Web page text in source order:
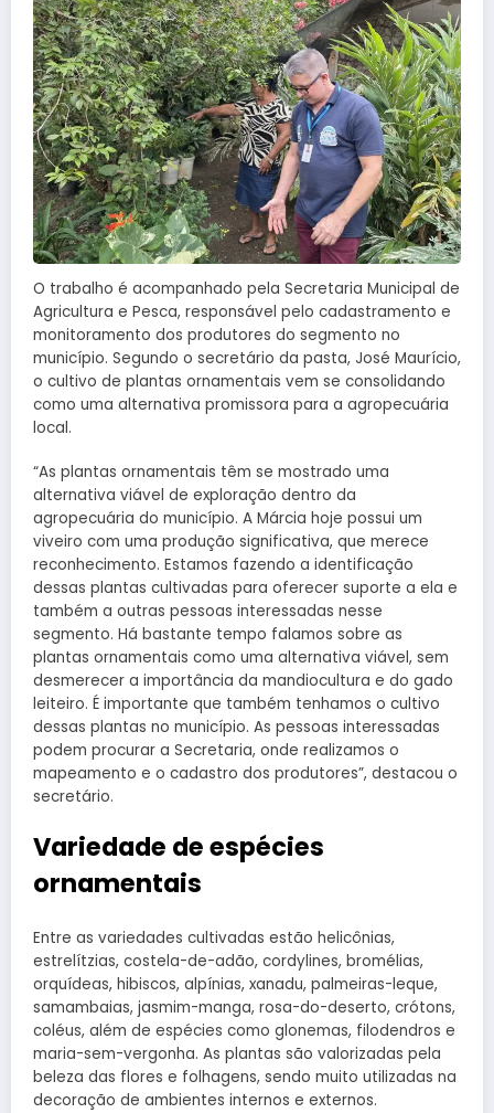
O trabalho é acompanhado pela Secretaria Municipal de
Agricultura e Pesca, responsável pelo cadastramento e
monitoramento dos produtores do segmento no
município. Segundo o secretário da pasta, José Maurício,
o cultivo de plantas ornamentais vem se consolidando
como uma alternativa promissora para a agropecuária
local.
“As plantas ornamentais têm se mostrado uma
alternativa viável de exploração dentro da
agropecuária do município. A Márcia hoje possui um
viveiro com uma produção significativa, que merece
reconhecimento. Estamos fazendo a identificação
dessas plantas cultivadas para oferecer suporte a ela e
também a outras pessoas interessadas nesse
segmento. Há bastante tempo falamos sobre as
plantas ornamentais como uma alternativa viável, sem
desmerecer a importância da mandiocultura e do gado
leiteiro. É importante que também tenhamos o cultivo
dessas plantas no município. As pessoas interessadas
podem procurar a Secretaria, onde realizamos o
mapeamento e o cadastro dos produtores”, destacou o
secretário.
Variedade de espécies
ornamentais
Entre as variedades cultivadas estão helicônias,
estrelítzias, costela-de-adão, cordylines, bromélias,
orquídeas, hibiscos, alpínias, xanadu, palmeiras-leque,
samambaias, jasmim-manga, rosa-do-deserto, crótons,
coléus, além de espécies como glonemas, filodendros e
maria-sem-vergonha. As plantas são valorizadas pela
beleza das flores e folhagens, sendo muito utilizadas na
decoração de ambientes internos e externos.